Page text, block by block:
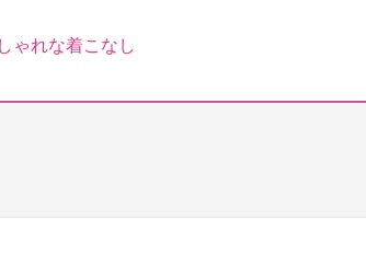
ゃれな着こなし